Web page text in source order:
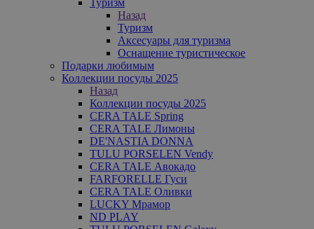
Назад
Туризм
Аксесуары для туризма
Оснащение туристическое
Подарки любимым
Коллекции посуды 2025
Назад
Коллекции посуды 2025
CERA TALE Spring
CERA TALE Лимоны
DE'NASTIA DONNA
TULU PORSELEN Vendy
CERA TALE Авокадо
FARFORELLE Гуси
CERA TALE Оливки
LUCKY Мрамор
ND PLAY